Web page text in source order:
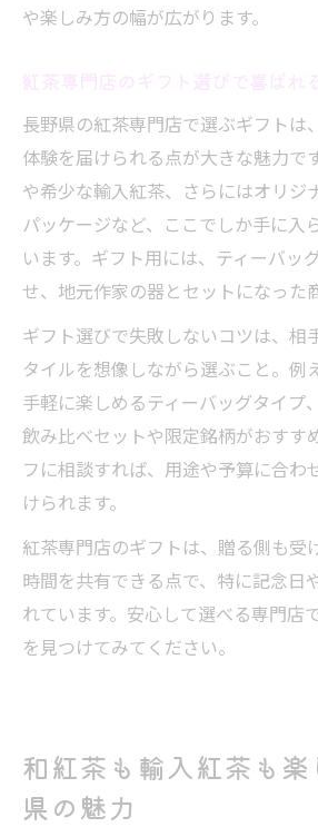
や楽しみ方の幅が広がります。
長野県の紅茶専門店で選ぶギフトは
体験を届けられる点が大きな魅力で
や希少な輸入紅茶、さらにはオリジ
パッケージなど、ここでしか手に入
います。ギフト用には、ティーバッ
せ、地元作家の器とセットになった
ギフト選びで失敗しないコツは、相
タイルを想像しながら選ぶこと。例
手軽に楽しめるティーバッグタイプ
飲み比べセットや限定銘柄がおすす
フに相談すれば、用途や予算に合わ
けられます。
紅茶専門店のギフトは、贈る側も受
時間を共有できる点で、特に記念日
れています。安心して選べる専門店
を見つけてみてください。
和紅茶も輸入紅茶も
県の魅力